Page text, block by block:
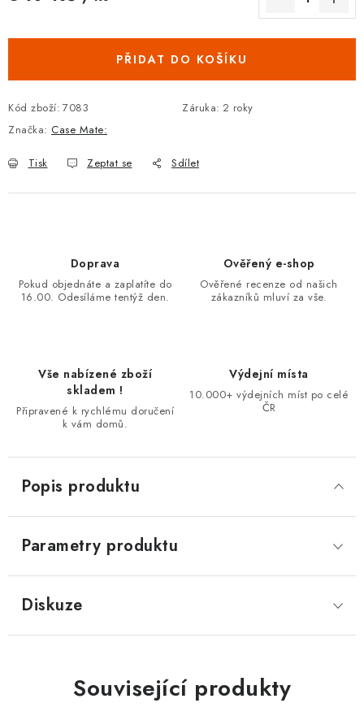
PŘIDAT DO KOŠÍKU
Kód zboží: 7083 Záruka: 2 roky
Značka: Case Mate:
Tisk Zeptat se Sdílet
Doprava
Pokud objednáte a zaplatíte do
16.00. Odesíláme tentýž den.
Ověřený e-shop
Ověřené recenze od našich
zákazníků mluví za vše.
Vše nabízené zboží
skladem !
Připravené k rychlému doručení
k vám domů.
Výdejní místa
10.000+ výdejních míst po celé
ČR
Popis produktu
Parametry produktu
Diskuze
Související produkty